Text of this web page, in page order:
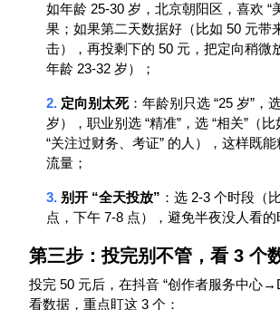
如年龄 25-30 岁，北京朝阳区，喜欢 “
果；如果第二天数据好（比如 50 元带
击），再投剩下的 50 元，把定向稍微
年龄 23-32 岁）；
2. 定向别太死：年龄别只选 “25 岁” ，
岁），职业别选 “精准” ，选 “相关” （
“关注过财务、考证” 的人），这样既
流量；
3. 别开 “全天投放” ：选 2-3 个时段（
点，下午 7-8 点），避免半夜没人看的
第三步：投完别不管，看 3 个
投完 50 元后，在抖音 “创作者服务中心
看数据，重点盯这 3 个：